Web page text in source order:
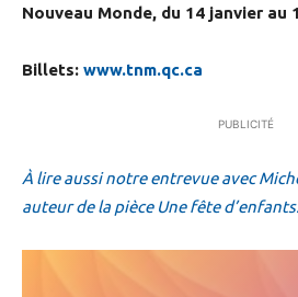
Nouveau Monde, du 14 janvier au
Billets: www.tnm.qc.ca
PUBLICITÉ
À lire aussi notre entrevue avec
auteur de la pièce Une fête d’enfants.